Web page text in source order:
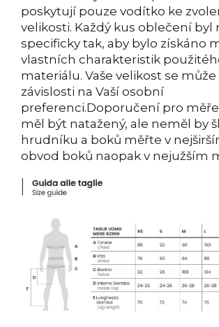
poskytují pouze vodítko ke
velikosti. Každý kus oblečení byl
specificky tak, aby bylo získáno
vlastních charakteristik
materiálu. Vaše velikost se může
závislosti na Vaší osobní
preferenci.Doporučení pro
měl být natažený, ale neměl by
hrudníku a boků měřte v
obvod boků naopak v nejužším